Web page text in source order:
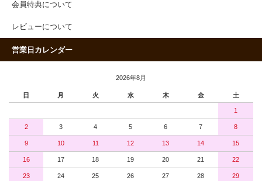
会員特典について
レビューについて
営業日カレンダー
2026年8月
日 月 火 水 木 金 土
1
2 3 4 5 6 7 8
9 10 11 12 13 14 15
16 17 18 19 20 21 22
23 24 25 26 27 28 29